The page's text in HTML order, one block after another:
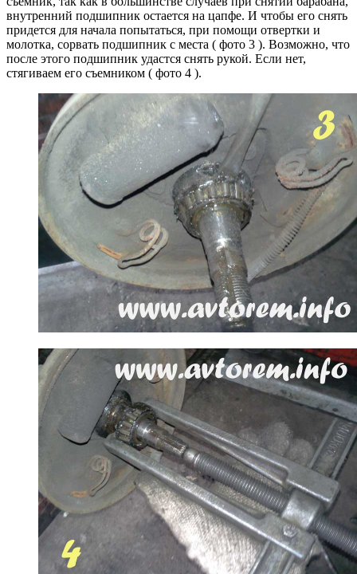
внутренний подшипник остается на цапфе. И чтобы его снять
придется для начала попытаться, при помощи отвертки и
молотка, сорвать подшипник с места ( фото 3 ). Возможно, что
после этого подшипник удастся снять рукой. Если нет,
стягиваем его съемником ( фото 4 ).